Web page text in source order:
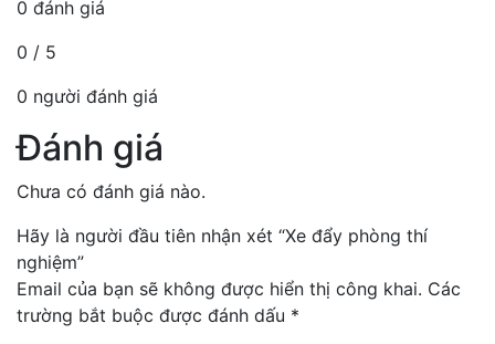
0 đánh giá
0 / 5
0 người đánh giá
Đánh giá
Chưa có đánh giá nào.
Hãy là người đầu tiên nhận xét “Xe đẩy phòng thí
nghiệm”
Email của bạn sẽ không được hiển thị công khai. Các
trường bắt buộc được đánh dấu *